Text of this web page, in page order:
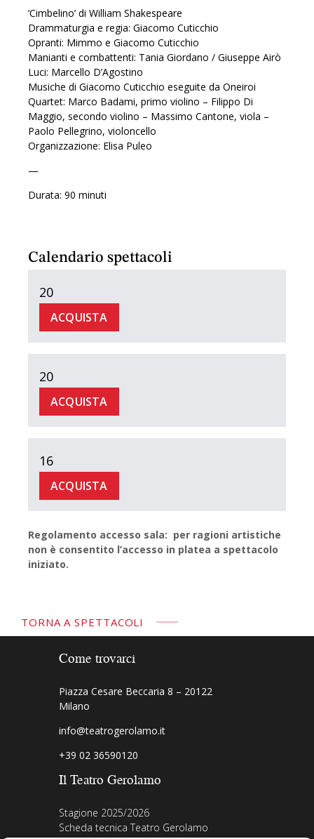
‘Cimbelino’ di William Shakespeare
Drammaturgia e regia: Giacomo Cuticchio
Opranti: Mimmo e Giacomo Cuticchio
Manianti e combattenti: Tania Giordano / Giuseppe Airò
Luci: Marcello D’Agostino
Musiche di Giacomo Cuticchio eseguite da Oneiroi
Quartet: Marco Badami, primo violino – Filippo Di
Maggio, secondo violino – Massimo Cantone, viola –
Paolo Pellegrino, violoncello
Organizzazione: Elisa Puleo
—
Durata: 90 minuti
Calendario spettacoli
20
ACQUISTA
20
ACQUISTA
16
ACQUISTA
Regolamento accesso sala: per ragioni artistiche
non è consentito l’accesso in platea a spettacolo
iniziato.
TORNA A SPETTACOLI
Come trovarci
Piazza Cesare Beccaria 8 – 20122
Milano
info@teatrogerolamo.it
+39 02 36590120
Il Teatro Gerolamo
Stagione 2025/2026
Scheda tecnica Teatro Gerolamo